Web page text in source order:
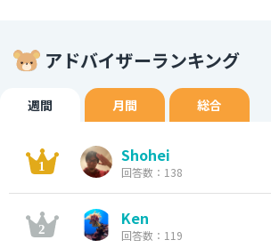
アドバイザーランキング
週間 月間 総合
Shohei
回答数：138
Ken
回答数：119